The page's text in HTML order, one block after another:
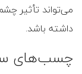
می‌تواند تأثیر
داشته باشد.
چسب‌های